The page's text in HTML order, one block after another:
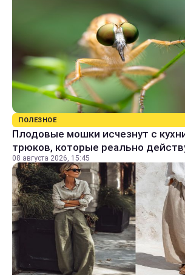
ПОЛЕЗНОЕ
Плодовые мошки исчезнут с
трюков, которые реально
08 августа 2026, 15:45